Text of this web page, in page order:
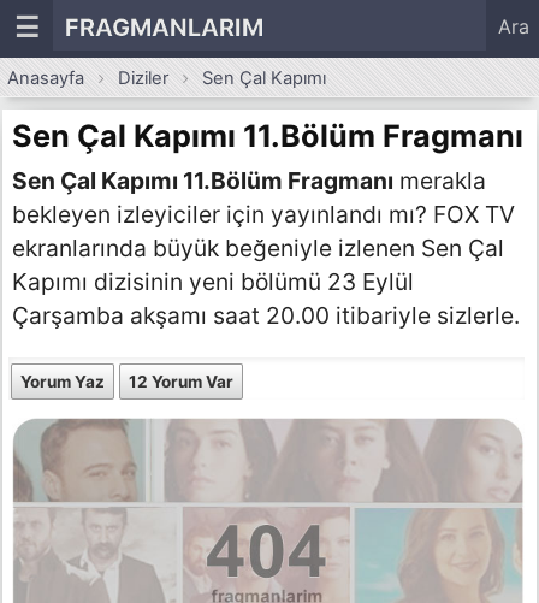
☰ FRAGMANLARIM Ara
Anasayfa Diziler Sen Çal Kapımı
Sen Çal Kapımı 11.Bölüm Fragmanı
Sen Çal Kapımı 11.Bölüm Fragmanı merakla
bekleyen izleyiciler için yayınlandı mı? FOX TV
ekranlarında büyük beğeniyle izlenen Sen Çal
Kapımı dizisinin yeni bölümü 23 Eylül
Çarşamba akşamı saat 20.00 itibariyle sizlerle.
Yorum Yaz 12 Yorum Var